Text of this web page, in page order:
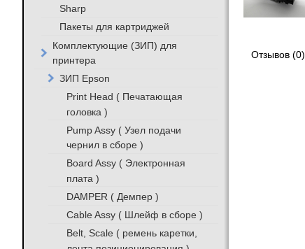
Отзывов (0)
Sharp
Пакеты для картриджей
Комплектующие (ЗИП) для
принтера
ЗИП Epson
Print Head ( Печатающая
головка )
Pump Assy ( Узел подачи
чернил в сборе )
Board Assy ( Электронная
плата )
DAMPER ( Демпер )
Cable Assy ( Шлейф в сборе )
Belt, Scale ( ремень каретки,